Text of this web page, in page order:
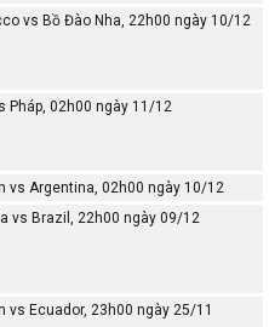
vs Bồ Đào Nha, 22h00 ngày 10/12
Pháp, 02h00 ngày 11/12
vs Argentina, 02h00 ngày 10/12
vs Brazil, 22h00 ngày 09/12
vs Ecuador, 23h00 ngày 25/11